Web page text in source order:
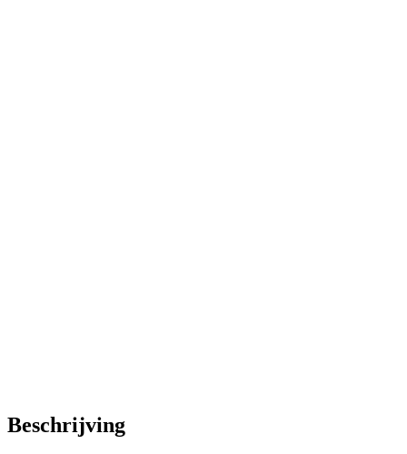
Beschrijving